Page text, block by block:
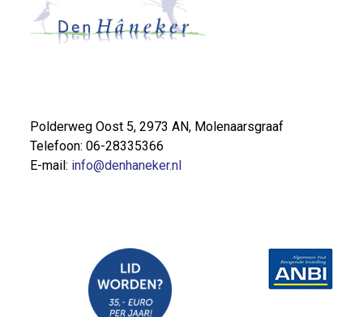
Polderweg Oost 5, 2973 AN, Molenaarsgraaf
Telefoon: 06-28335366
E-mail: info@denhaneker.nl